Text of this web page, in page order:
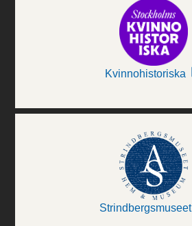
Kvinnohistoriska
Strindbergsmuseet